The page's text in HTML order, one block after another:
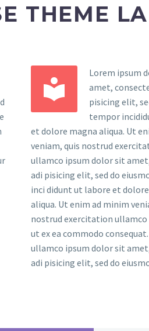
THEME


Lorem ipsum
amet,
pisicing elit,
tempor
et dolore magna aliqua. Ut
veniam, quis nostrud
ullamco ipsum dolor sit
adi pisicing elit, sed do
inci didunt ut labore et
aliqua. Ut enim ad minim
nostrud exercitation
ut ex ea commodo
ullamco ipsum dolor sit
adi pisicing elit, sed do